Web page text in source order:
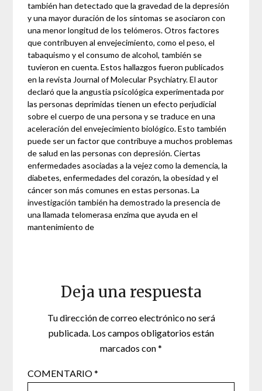
también han detectado que la gravedad de la depresión
y una mayor duración de los síntomas se asociaron con
una menor longitud de los telómeros. Otros factores
que contribuyen al envejecimiento, como el peso, el
tabaquismo y el consumo de alcohol, también se
tuvieron en cuenta. Estos hallazgos fueron publicados
en la revista Journal of Molecular Psychiatry. El autor
declaró que la angustia psicológica experimentada por
las personas deprimidas tienen un efecto perjudicial
sobre el cuerpo de una persona y se traduce en una
aceleración del envejecimiento biológico. Esto también
puede ser un factor que contribuye a muchos problemas
de salud en las personas con depresión. Ciertas
enfermedades asociadas a la vejez como la demencia, la
diabetes, enfermedades del corazón, la obesidad y el
cáncer son más comunes en estas personas. La
investigación también ha demostrado la presencia de
una llamada telomerasa enzima que ayuda en el
mantenimiento de
Deja una respuesta
Tu dirección de correo electrónico no será
publicada. Los campos obligatorios están
marcados con*
COMENTARIO*